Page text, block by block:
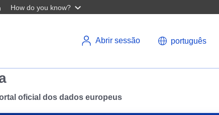
How do you know?
Abrir sessão português
oficial dos dados europeus